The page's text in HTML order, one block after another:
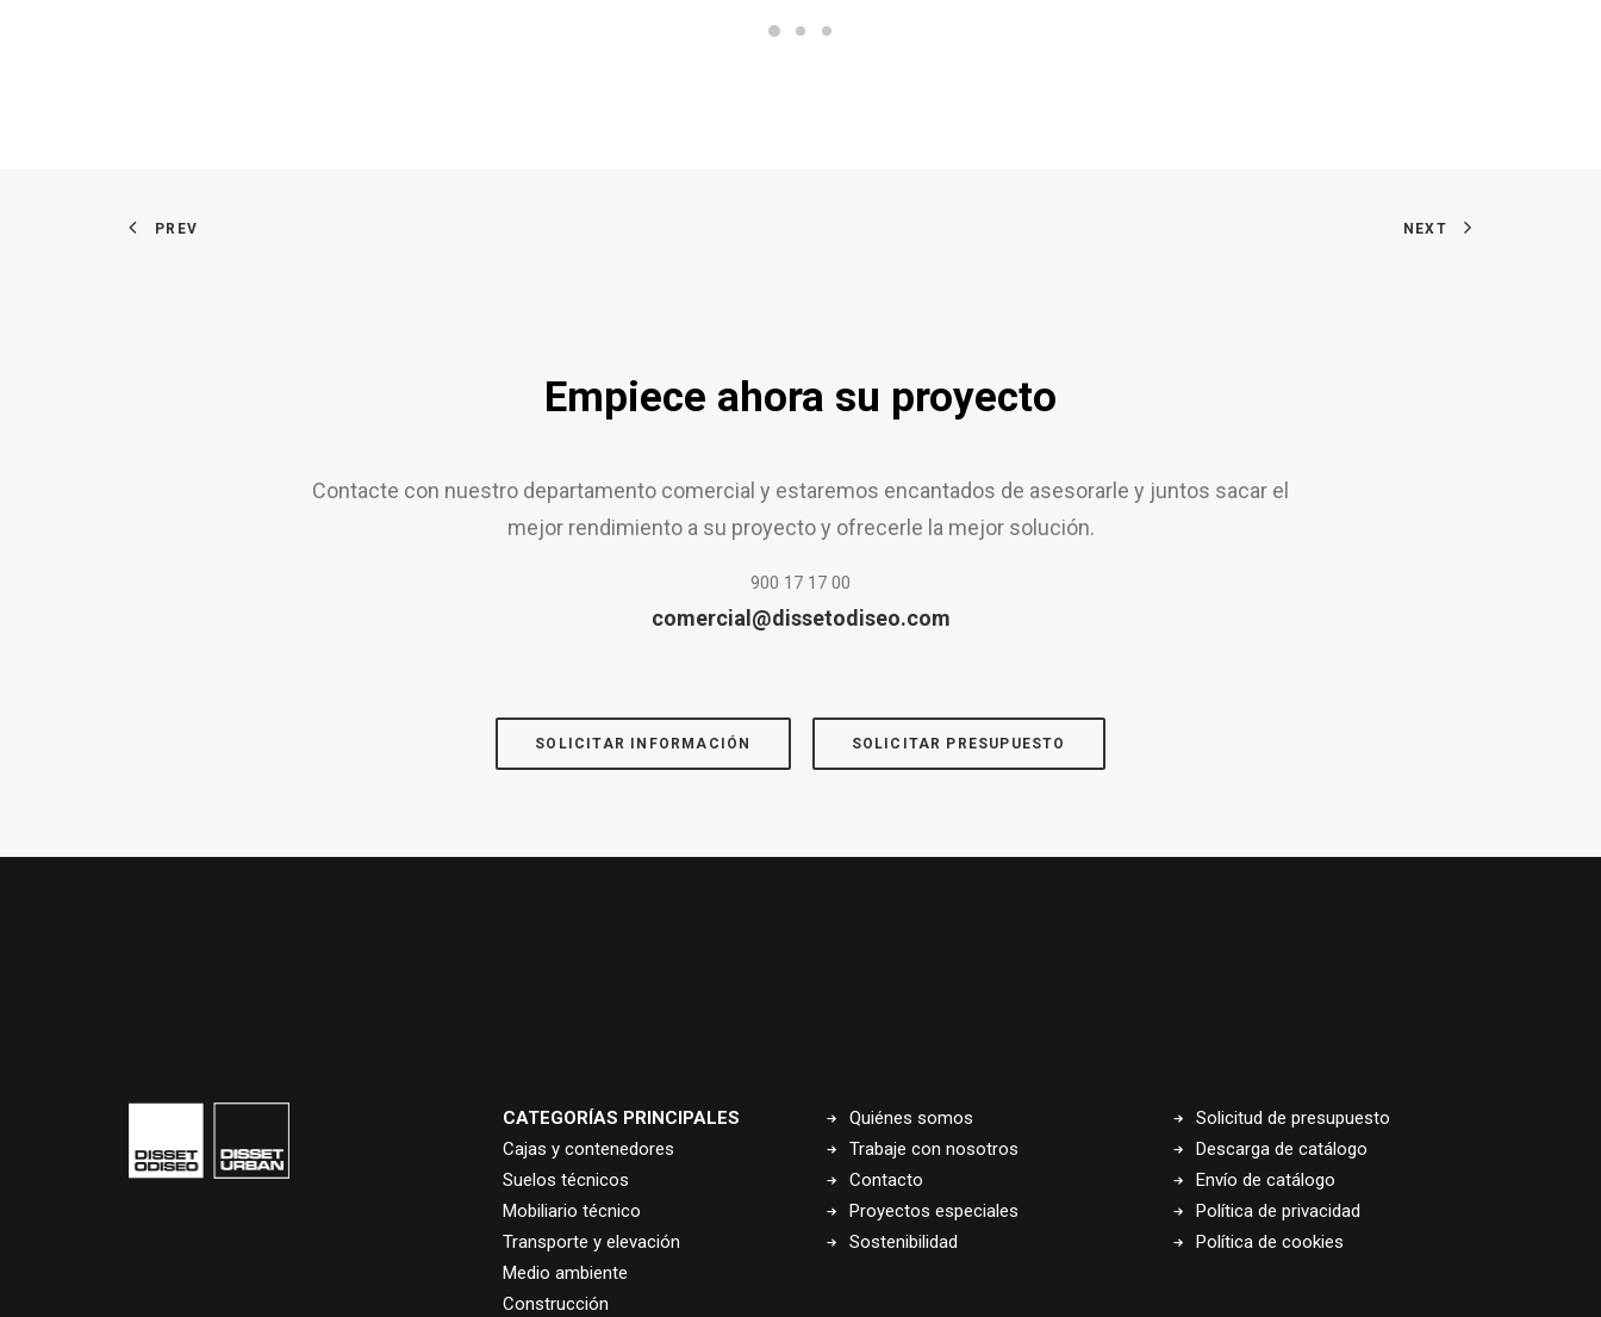
PREV NEXT
Empiece ahora su proyecto
Contacte con nuestro departamento comercial y estaremos encantados de asesorarle y juntos sacar el
mejor rendimiento a su proyecto y ofrecerle la mejor solución.
900 17 17 00
comercial@dissetodiseo.com
SOLICITAR INFORMACIÓN SOLICITAR PRESUPUESTO
CATEGORÍAS PRINCIPALES
Cajas y contenedores
Suelos técnicos
Mobiliario técnico
Transporte y elevación
Medio ambiente
Construcción
Quiénes somos
Trabaje con nosotros
Contacto
Proyectos especiales
Sostenibilidad
Solicitud de presupuesto
Descarga de catálogo
Envío de catálogo
Política de privacidad
Política de cookies